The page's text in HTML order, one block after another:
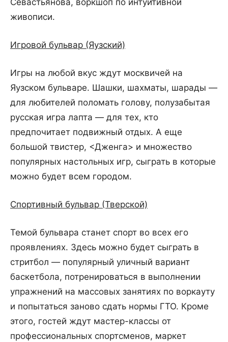
Севастьянова, воркшоп по интуитивной
живописи.
Игровой бульвар (Яузский)
Игры на любой вкус ждут москвичей на
Яузском бульваре. Шашки, шахматы, шарады —
для любителей поломать голову, полузабытая
русская игра лапта — для тех, кто
предпочитает подвижный отдых. А еще
большой твистер, <Дженга> и множество
популярных настольных игр, сыграть в которые
можно будет всем городом.
Спортивный бульвар (Тверской)
Темой бульвара станет спорт во всех его
проявлениях. Здесь можно будет сыграть в
стритбол — популярный уличный вариант
баскетбола, потренироваться в выполнении
упражнений на массовых занятиях по воркауту
и попытаться заново сдать нормы ГТО. Кроме
этого, гостей ждут мастер-классы от
профессиональных спортсменов, маркет